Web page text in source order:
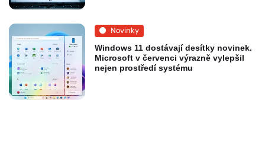
Novinky
Windows 11 dostávají desítky novinek.
Microsoft v červenci výrazně vylepšil
nejen prostředí systému